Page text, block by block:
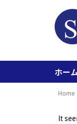
ホー
Home
It